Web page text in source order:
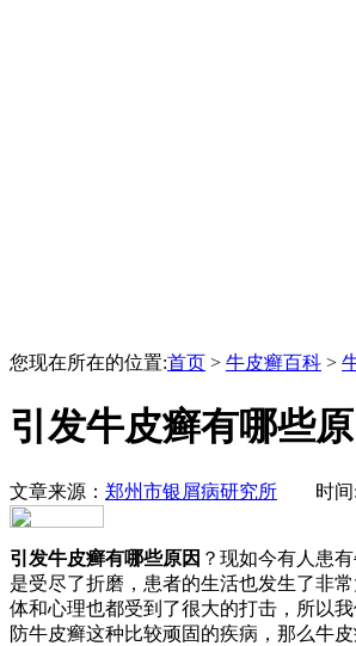
您现在所在的位置:首页 > 牛皮癣百科 >
引发牛皮癣有哪些
文章来源： 郑州市银屑病研究所 时间
引发牛皮癣有哪些原因 ？现如今有人患
是受尽了折磨，患者的生活也发生了非
体和心理也都受到了很大的打击，所以
防牛皮癣这种比较顽固的疾病，那么牛